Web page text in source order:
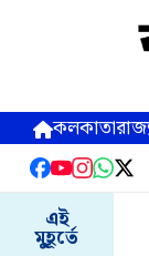
কলকাতা
এই
মুহূর্তে